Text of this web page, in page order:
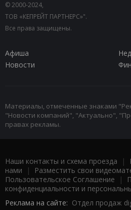
© 2000-2024,
ТОВ «КЕПРЕЙТ ПАРТНЕРС»".
Все права защищены.
Афиша
Новости
Материалы, отмеченные знаками
"Новости компаний", "Актуально",
правах рекламы.
Наши контакты и схема проезда |
нами | Разместить свои
Пользовательское Соглашение |
конфиденциальности и
Реклама на сайте: Отдел продаж